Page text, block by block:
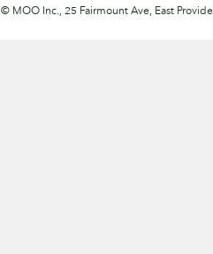
© MOO Inc., 25 Fairmount Ave, East